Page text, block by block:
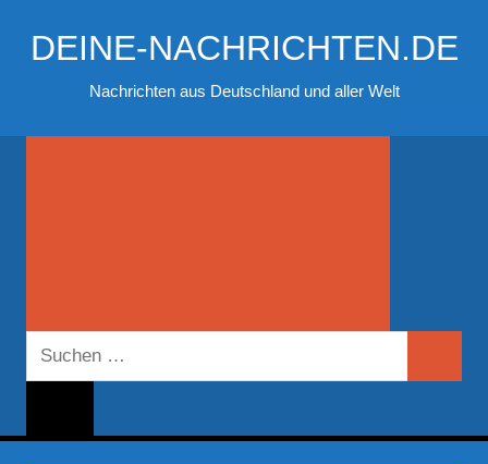
InhaltDEINE-NACHRICHTEN.DE
Nachrichten aus Deutschland und aller Welt
Suchen
nach: